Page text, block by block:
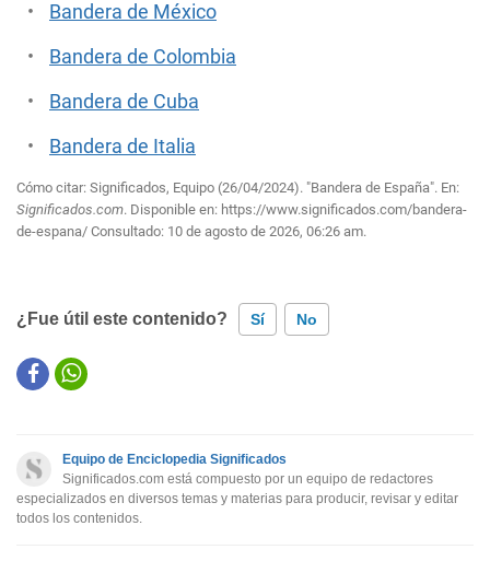
Bandera de México
Bandera de Colombia
Bandera de Cuba
Bandera de Italia
Cómo citar: Significados, Equipo (26/04/2024). "Bandera de España". En:
Significados.com. Disponible en: https://www.significados.com/bandera-
de-espana/ Consultado: 10 de agosto de 2026, 06:26 am.
¿Fue útil este contenido? Sí No
Este contenido contiene información incorrecta
Otro
Equipo de Enciclopedia Significados
Significados.com está compuesto por un equipo de redactores
especializados en diversos temas y materias para producir, revisar y editar
todos los contenidos.